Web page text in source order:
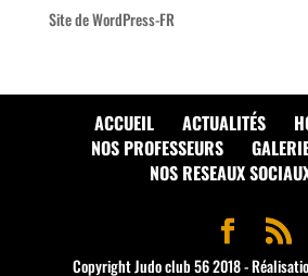
Site de WordPress-FR
ACCUEIL ACTUALITÉS
NOS PROFESSEURS
NOS RESEAUX
Copyright Judo club 56 2018 -